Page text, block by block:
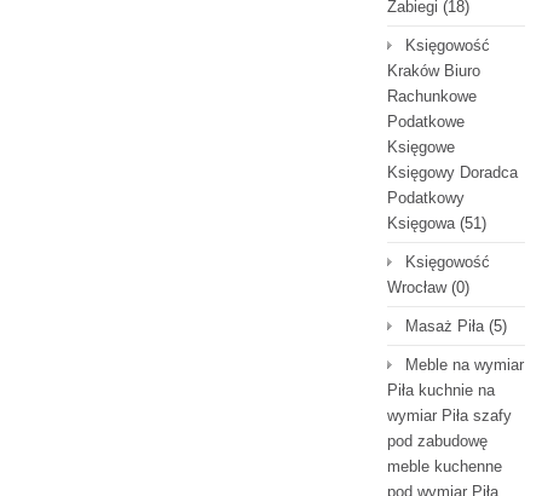
Zabiegi (18)
Księgowość
Kraków Biuro
Rachunkowe
Podatkowe
Księgowe
Księgowy Doradca
Podatkowy
Księgowa(51)
Księgowość
Wrocław(0)
Masaż Piła(5)
Meble na wymiar
Piła kuchnie na
wymiar Piła szafy
pod zabudowę
meble kuchenne
pod wymiar Piła